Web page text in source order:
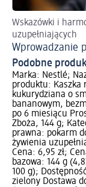
Wskazówki i
uzupełniających
Wprowadzanie
Podobne
Marka: Nestlé;
produktu: Kaszka
kukurydziana o
bananowym,
po 6 miesiącu
Zboża, 144 g;
prawna: pokarm
żywienia
Cena: 6,95 zł;
bazowa: 144 g
100 g);
zielony Dostawa